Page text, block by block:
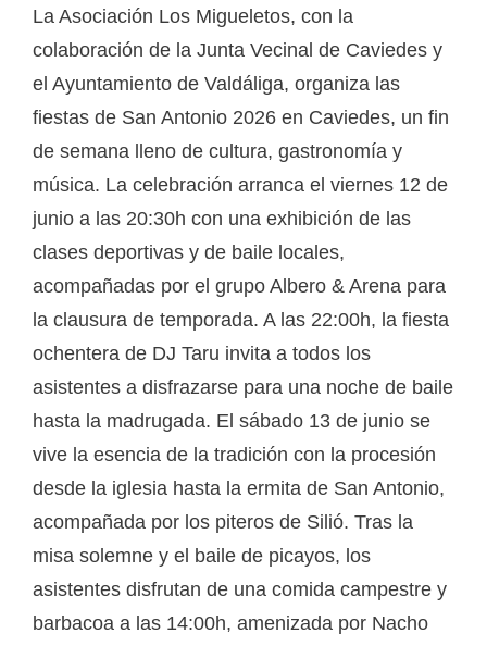
La Asociación Los Migueletos, con la
colaboración de la Junta Vecinal de Caviedes y
el Ayuntamiento de Valdáliga, organiza las
fiestas de San Antonio 2026 en Caviedes, un fin
de semana lleno de cultura, gastronomía y
música. La celebración arranca el viernes 12 de
junio a las 20:30h con una exhibición de las
clases deportivas y de baile locales,
acompañadas por el grupo Albero & Arena para
la clausura de temporada. A las 22:00h, la fiesta
ochentera de DJ Taru invita a todos los
asistentes a disfrazarse para una noche de baile
hasta la madrugada. El sábado 13 de junio se
vive la esencia de la tradición con la procesión
desde la iglesia hasta la ermita de San Antonio,
acompañada por los piteros de Silió. Tras la
misa solemne y el baile de picayos, los
asistentes disfrutan de una comida campestre y
barbacoa a las 14:00h, amenizada por Nacho